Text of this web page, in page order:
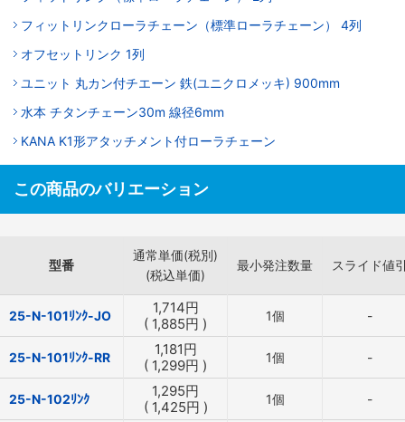
フィットリンクローラチェーン（標準ローラチェーン） 4列
オフセットリンク 1列
ユニット 丸カン付チエーン 鉄(ユニクロメッキ) 900mm
水本 チタンチェーン30m 線径6mm
KANA K1形アタッチメント付ローラチェーン
この商品のバリエーション
型番
通常単価(税別)
(税込単価)
最小発注数量 スライド値
25-N-101ﾘﾝｸ-JO 1,714円
( 1,885円 ) 1個 -
25-N-101ﾘﾝｸ-RR 1,181円
( 1,299円 ) 1個 -
25-N-102ﾘﾝｸ 1,295円
( 1,425円 ) 1個 -